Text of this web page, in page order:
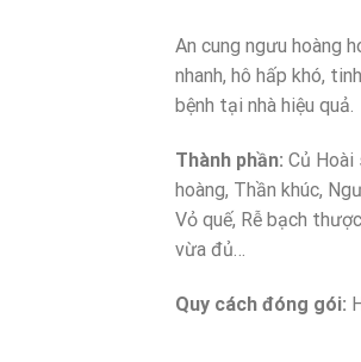
An cung ngưu hoàng
nhanh, hô hấp khó,
bệnh tại nhà hiệu quả.
Thành phần: Củ Hoài
hoàng, Thần khúc,
Vỏ quế, Rễ bạch
vừa đủ…
Quy cách đóng gói: